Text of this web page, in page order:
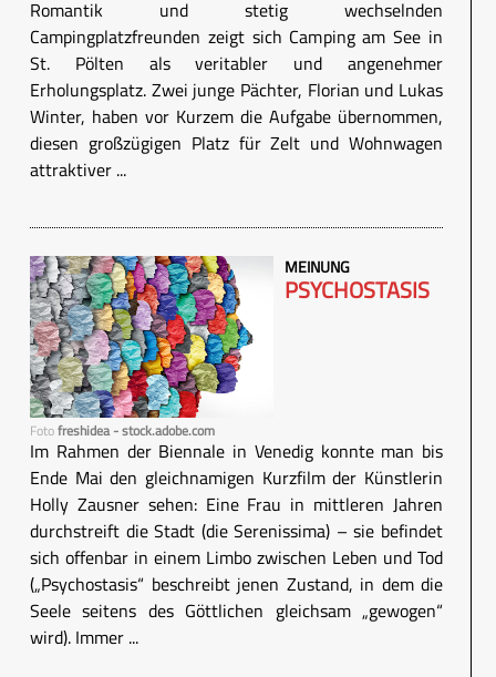
Romantik und stetig wechselnden
Campingplatzfreunden zeigt sich Camping am See in
St. Pölten als veritabler und angenehmer
Erholungsplatz. Zwei junge Pächter, Florian und Lukas
Winter, haben vor Kurzem die Aufgabe übernommen,
diesen großzügigen Platz für Zelt und Wohnwagen
attraktiver ...
Fotofreshidea - stock.adobe.com
MEINUNG
PSYCHOSTASIS
Im Rahmen der Biennale in Venedig konnte man bis
Ende Mai den gleichnamigen Kurzfilm der Künstlerin
Holly Zausner sehen: Eine Frau in mittleren Jahren
durchstreift die Stadt (die Serenissima) – sie befindet
sich offenbar in einem Limbo zwischen Leben und Tod
(„Psychostasis“ beschreibt jenen Zustand, in dem die
Seele seitens des Göttlichen gleichsam „gewogen“
wird). Immer ...